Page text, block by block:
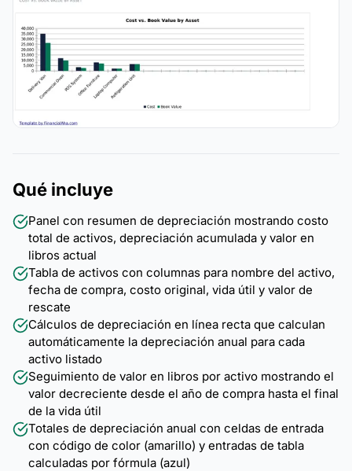
Qué incluye
Panel con resumen de depreciación mostrando costo
total de activos, depreciación acumulada y valor en
libros actual
Tabla de activos con columnas para nombre del activo,
fecha de compra, costo original, vida útil y valor de
rescate
Cálculos de depreciación en línea recta que calculan
automáticamente la depreciación anual para cada
activo listado
Seguimiento de valor en libros por activo mostrando el
valor decreciente desde el año de compra hasta el final
de la vida útil
Totales de depreciación anual con celdas de entrada
con código de color (amarillo) y entradas de tabla
calculadas por fórmula (azul)